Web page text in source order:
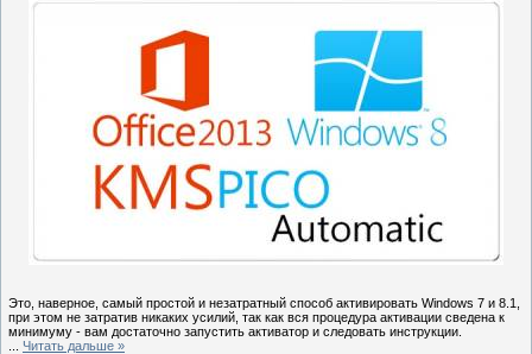
Это, наверное, самый простой и незатратный способ активировать Windows 7 и 8.1,
при этом не затратив никаких усилий, так как вся процедура активации сведена к
минимуму - вам достаточно запустить активатор и следовать инструкции.
Читать дальше »